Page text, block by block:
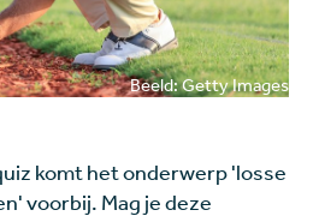
Beeld: Getty Images
komt het onderwerp 'losse
voorbij. Mag je deze